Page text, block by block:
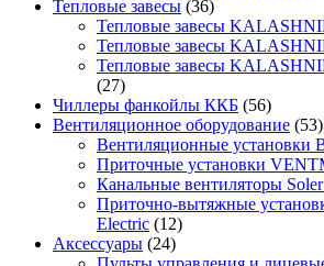
Тепловые завесы (36)
Тепловые завесы
Тепловые завесы
Тепловые завесы
(27)
Чиллеры фанкойлы ККБ (56)
Вентиляционное оборудование (53)
Вентиляционные установки
Приточные установки
Канальные вентиляторы Soler
Приточно-вытяжные
Electric (12)
Аксессуары (24)